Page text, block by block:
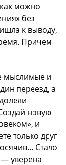
можно
без
к выводу,
Причем
мыслимые и
переезд, а
новую
и
только друг
Стало
уверена